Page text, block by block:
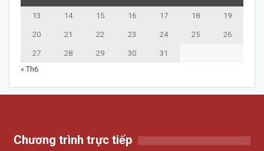
13 14 15 16 17 18 19
20 21 22 23 24 25 26
27 28 29 30
31
« Th6
Chương trình trực tiếp